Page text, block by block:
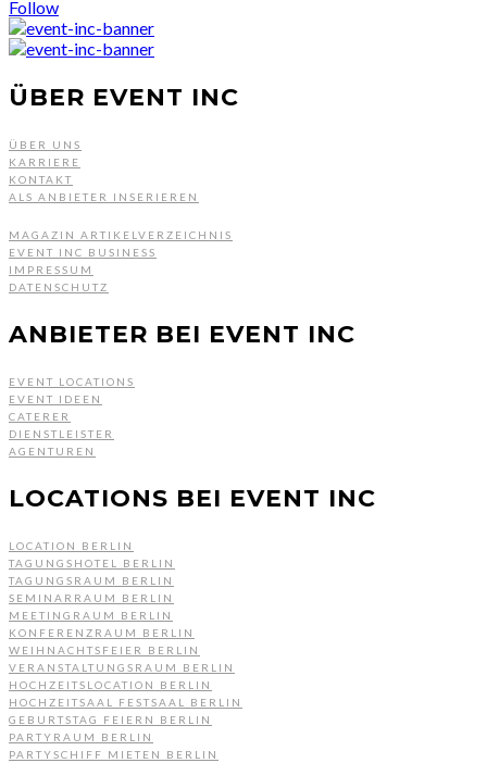
Follow
ÜBER EVENT INC
ÜBER UNS
KARRIERE
KONTAKT
ALS ANBIETER INSERIEREN
MAGAZIN ARTIKELVERZEICHNIS
EVENT INC BUSINESS
IMPRESSUM
DATENSCHUTZ
ANBIETER BEI EVENT INC
EVENT LOCATIONS
EVENT IDEEN
CATERER
DIENSTLEISTER
AGENTUREN
LOCATIONS BEI EVENT INC
LOCATION BERLIN
TAGUNGSHOTEL BERLIN
TAGUNGSRAUM BERLIN
SEMINARRAUM BERLIN
MEETINGRAUM BERLIN
KONFERENZRAUM BERLIN
WEIHNACHTSFEIER BERLIN
VERANSTALTUNGSRAUM BERLIN
HOCHZEITSLOCATION BERLIN
HOCHZEITSAAL FESTSAAL BERLIN
GEBURTSTAG FEIERN BERLIN
PARTYRAUM BERLIN
PARTYSCHIFF MIETEN BERLIN